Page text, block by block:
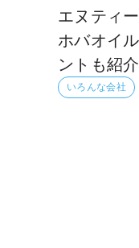
エヌティ
ホバオイ
ントも紹介
いろんな会社